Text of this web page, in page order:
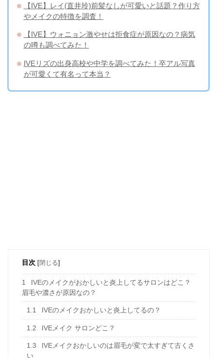
【IVE】レイ(直井玲)前髪なしが可愛いと話題？作り方
やメイクの特徴を調査！
【IVE】ウォニョン激やせは拒食症が原因なの？病気
の噂も調べてみた！
IVEリズの出身高校や中学を調べてみた！卒アル写真
が可愛くて有名って本当？
目次 [閉じる]
1
IVEのメイクがおかしいと炎上してるサロンはどこ？
眉毛や濃さが原因なの？
1.1 IVEのメイクおかしいと炎上してるの？
1.2 IVEメイク サロンどこ？
1.3
IVEメイクおかしいのは眉毛が変で太すぎて古くさ
い